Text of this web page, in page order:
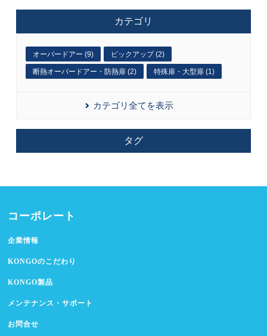
カテゴリ
オーバードアー (9) ピックアップ (2)
断熱オーバードアー・防熱扉 (2) 特殊扉・大型扉 (1)
カテゴリ全てを表示
タグ
コーポレート
企業情報
KONGOのこだわり
KONGO製品
メンテナンス・サポート
お問合せ